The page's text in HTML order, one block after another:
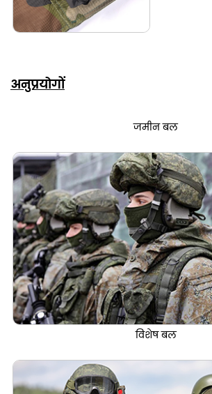
अनुप्रयोगों
जमीन बल
विशेष बल